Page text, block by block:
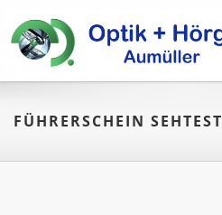
FÜHRERSCHEIN SEHTEST